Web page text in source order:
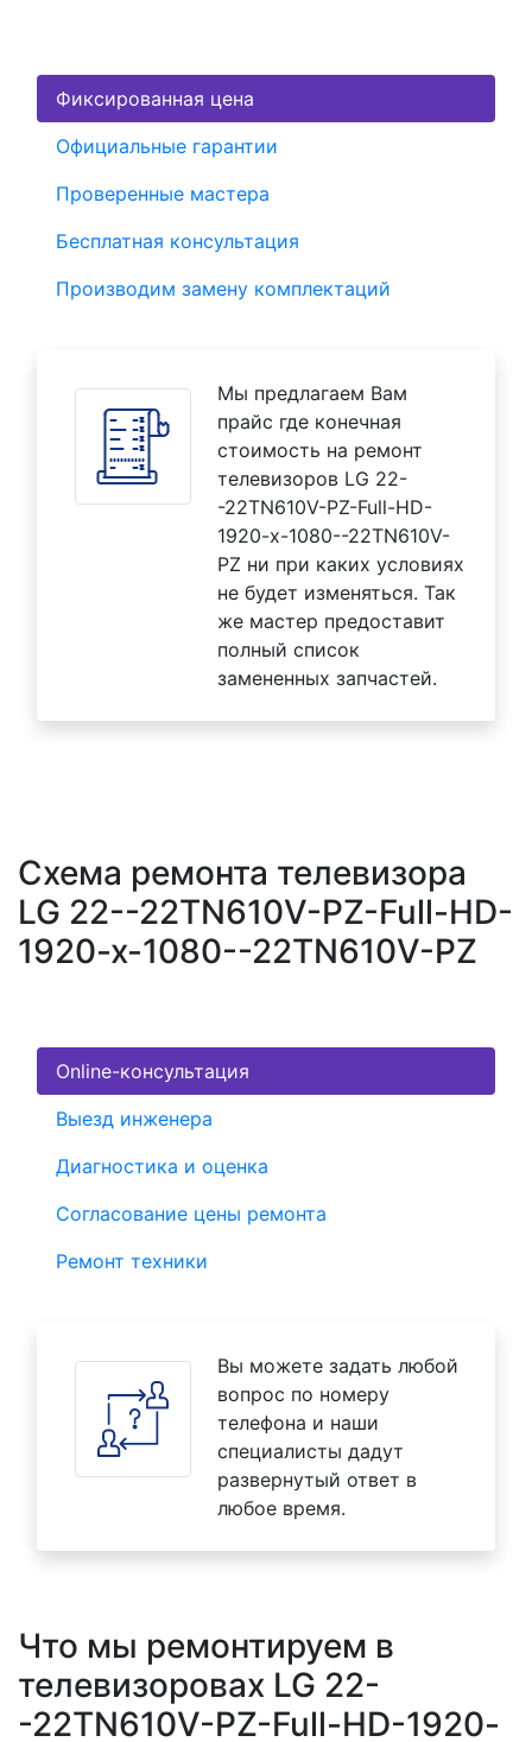
Фиксированная цена
Официальные гарантии
Проверенные мастера
Бесплатная консультация
Производим замену комплектаций
Мы предлагаем Вам
прайс где конечная
стоимость на ремонт
телевизоров LG 22-
-22TN610V-PZ-Full-HD-
1920-x-1080--22TN610V-
PZ ни при каких условиях
не будет изменяться. Так
же мастер предоставит
полный список
замененных запчастей.
Схема ремонта телевизора
LG 22--22TN610V-PZ-Full-HD-
1920-x-1080--22TN610V-PZ
Online-консультация
Выезд инженера
Диагностика и оценка
Согласование цены ремонта
Ремонт техники
Вы можете задать любой
вопрос по номеру
телефона и наши
специалисты дадут
развернутый ответ в
любое время.
Что мы ремонтируем в
телевизоровах LG 22-
-22TN610V-PZ-Full-HD-1920-